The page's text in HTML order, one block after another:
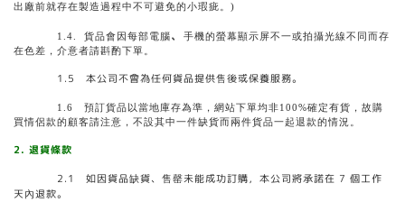
出廠前就存在製造過程中不可避免的小瑕疵。)
1.4. 貨品會因每部電腦、
手機的螢幕顯示屏不一或拍攝光線不同而存
在色差，介意者請斟酌下單。
1.5 本公司不會為任何貨品提供售後或保養服務。
1.6 預訂貨品以當地庫存為準，網站下單均非100%確定有貨，故購
買情侶款的顧客請注意，不設其中一件缺貨而兩件貨品一起退款的情況。
2. 退貨條款
2.1 如因貨品缺貨、售罄未能成功訂購，本公司將承諾在 7 個工作
天內退款。